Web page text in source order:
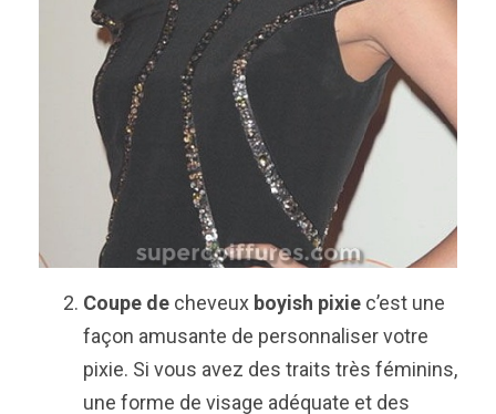
Coupe de cheveux boyish pixie c’est une
façon amusante de personnaliser votre
pixie. Si vous avez des traits très féminins,
une forme de visage adéquate et des